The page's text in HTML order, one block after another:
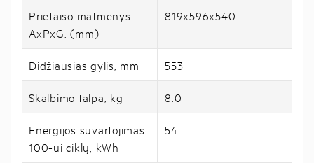
Prietaiso matmenys
AxPxG, (mm)
819x596x540
Didžiausias gylis, mm 553
Skalbimo talpa, kg 8.0
Energijos suvartojimas
100-ui ciklų, kWh
54